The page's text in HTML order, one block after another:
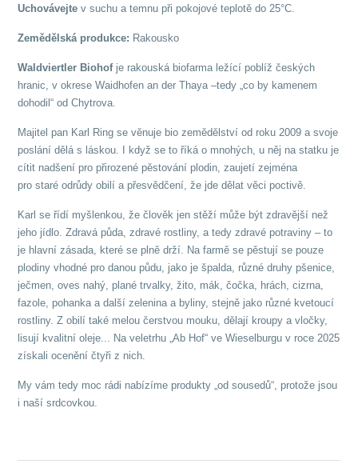
Uchovávejte v suchu a temnu při pokojové teplotě do 25°C.
Zemědělská produkce: Rakousko
Waldviertler Biohofje rakouská biofarma ležící poblíž českých
hranic, v okrese Waidhofen an der Thaya –tedy „co by kamenem
dohodil“ od Chytrova.
Majitel pan Karl Ring se věnuje bio zemědělství od roku 2009 a svoje
poslání dělá s láskou. I když se to říká o mnohých, u něj na statku je
cítit nadšení pro přirozené pěstování plodin, zaujetí zejména
pro staré odrůdy obilí a přesvědčení, že jde dělat věci poctivě.
Karl se řídí myšlenkou, že člověk jen stěží může být zdravější než
jeho jídlo. Zdravá půda, zdravé rostliny, a tedy zdravé potraviny – to
je hlavní zásada, které se plně drží. Na farmě se pěstují se pouze
plodiny vhodné pro danou půdu, jako je špalda, různé druhy pšenice,
ječmen, oves nahý, plané trvalky, žito, mák, čočka, hrách, cizrna,
fazole, pohanka a další zelenina a byliny, stejně jako různé kvetoucí
rostliny. Z obilí také melou čerstvou mouku, dělají kroupy a vločky,
lisují kvalitní oleje... Na veletrhu „Ab Hof“ ve Wieselburgu v roce 2025
získali ocenění čtyři z nich.
My vám tedy moc rádi nabízíme produkty „od sousedů“, protože jsou
i naší srdcovkou.